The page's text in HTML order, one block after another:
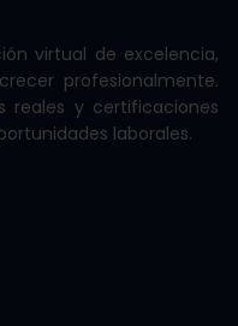
virtual de excelencia,
profesionalmente.
reales y certificaciones
laborales.